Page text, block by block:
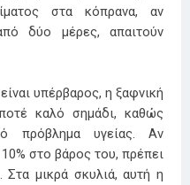
στα κόπρανα, αν
δύο μέρες, απαιτούν
υπέρβαρος, η ξαφνική
καλό σημάδι, καθώς
πρόβλημα υγείας. Αν
στο βάρος του, πρέπει
μικρά σκυλιά, αυτή η